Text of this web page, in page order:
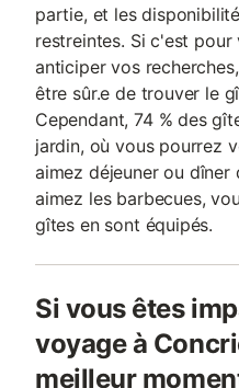
partie, et les
restreintes. Si c'est
anticiper vos
être sûr.e de trouver le
Cependant, 74 % des
jardin, où vous pourrez
aimez déjeuner ou
aimez les barbecues,
gîtes en sont équipés.
Si vous êtes
voyage à
meilleur